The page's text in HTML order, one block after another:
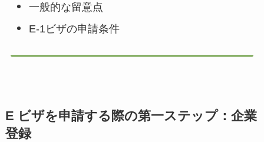
一般的な留意点
E-1ビザの申請条件
E ビザを申請する際の第一ステップ：企業
登録